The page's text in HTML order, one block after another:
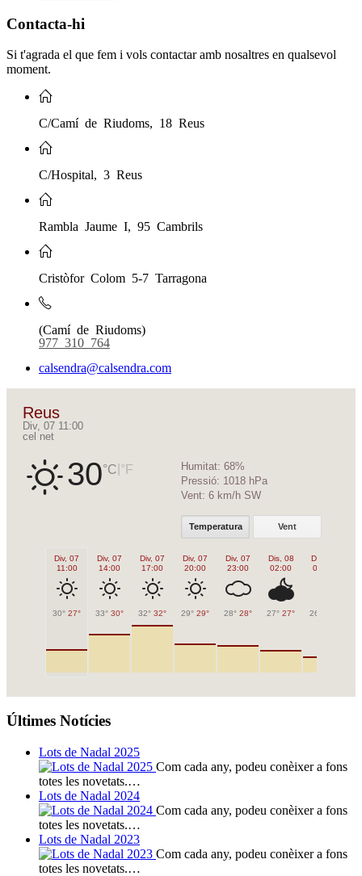
Contacta-hi
Si t'agrada el que fem i vols contactar amb nosaltres en qualsevol
moment.
C/Camí de Riudoms, 18 Reus
C/Hospital, 3 Reus
Rambla Jaume I, 95 Cambrils
Cristòfor Colom 5-7 Tarragona
(Camí de Riudoms)
977 310 764
calsendra@calsendra.com
Reus
Div, 07 11:00
cel net
30°C °F Humitat: 68%
Pressió: 1018 hPa
Vent: 6 km/h SW
Temperatura Vent
Div, 07
11:00
30° 27°
Div, 07
14:00
33° 30°
Div, 07
17:00
32° 32°
Div, 07
20:00
29° 29°
Div, 07
23:00
28° 28°
Dis, 08
02:00
27° 27°
Dis, 08
05:00
26°
Últimes Notícies
Lots de Nadal 2025
Com cada any, podeu conèixer a fons
totes les novetats.…
Lots de Nadal 2024
Com cada any, podeu conèixer a fons
totes les novetats.…
Lots de Nadal 2023
Com cada any, podeu conèixer a fons
totes les novetats.…